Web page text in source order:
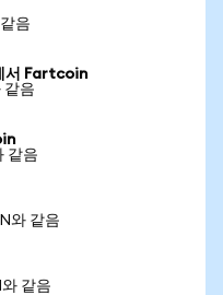
음
서 Fartcoin
같음
같음
와 같음
같음